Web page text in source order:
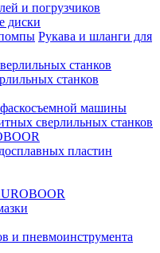
и погрузчиков
диски
Рукава и шланги для
станков
машины
сверлильных станков
пластин
и пневмоинструмента